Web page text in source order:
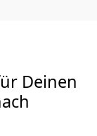
Deinen